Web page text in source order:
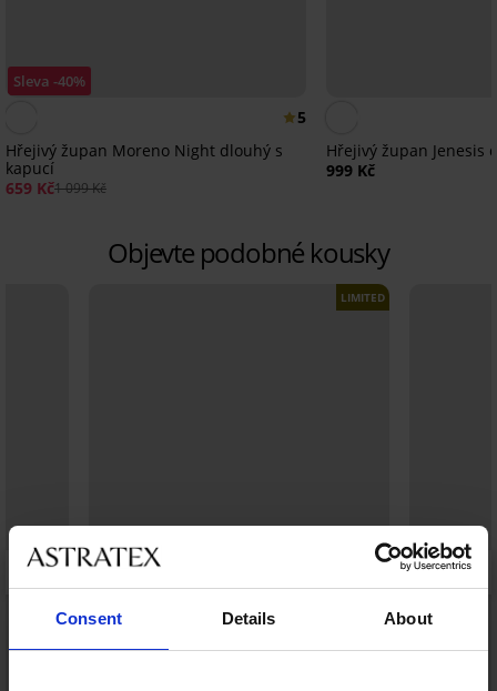
Consent Details About
Sleva -40%
5
Hřejivý župan Moreno Night dlouhý s
kapucí
659 Kč1 099 Kč
Hřejivý župan Jenesis
999 Kč
Objevte podobné kousky
LIMITED